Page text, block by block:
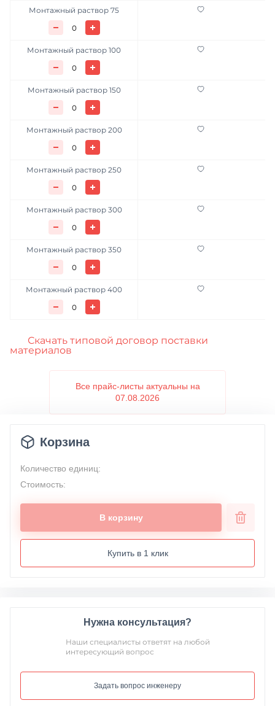
Монтажный раствор 75
Монтажный раствор 100
Монтажный раствор 150
Монтажный раствор 200
Монтажный раствор 250
Монтажный раствор 300
Монтажный раствор 350
Монтажный раствор 400
Скачать типовой договор поставки
материалов
Все прайс-листы актуальны на
07.08.2026
Корзина
Количество единиц:
Стоимость:
В корзину
Купить в 1 клик
Нужна консультация?
Наши специалисты ответят на любой
интересующий вопрос
Задать вопрос инженеру